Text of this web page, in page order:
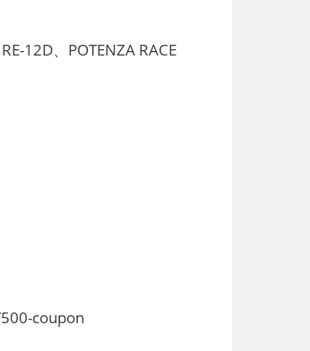
12D、POTENZA RACE
coupon